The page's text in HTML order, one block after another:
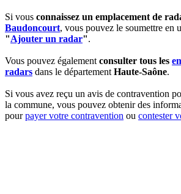
Si vous connaissez un emplacement de
Baudoncourt, vous pouvez le soumettre en
"Ajouter un radar".
Vous pouvez égalementconsulter tous les
radars dans le départementHaute-Saône.
Si vous avez reçu un avis de contravention
la commune, vous pouvez obtenir des
pourpayer votre contravention ou contester